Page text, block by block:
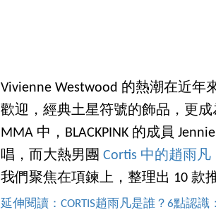
Vivienne Westwood 的熱潮在近
歡迎，經典土星符號的飾品，更
MMA 中，BLACKPINK 的成員
唱，而大熱男團 Cortis 中的趙雨凡
我們聚焦在項鍊上，整理出 10 款
延伸閱讀：CORTIS趙雨凡是誰？6點認